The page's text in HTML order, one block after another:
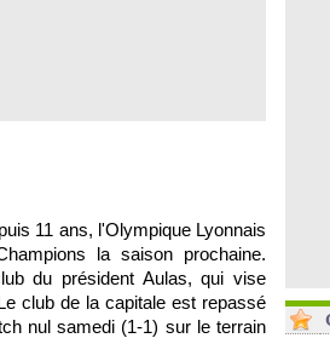
11 ans, l'Olympique Lyonnais
la saison prochaine.
du président Aulas, qui vise
club de la capitale est repassé
nul samedi (1-1) sur le terrain